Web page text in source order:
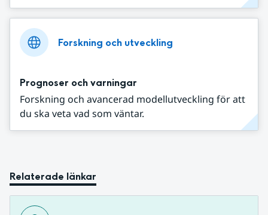
Forskning och utveckling
Prognoser och varningar
Forskning och avancerad modellutveckling för att
du ska veta vad som väntar.
Relaterade länkar